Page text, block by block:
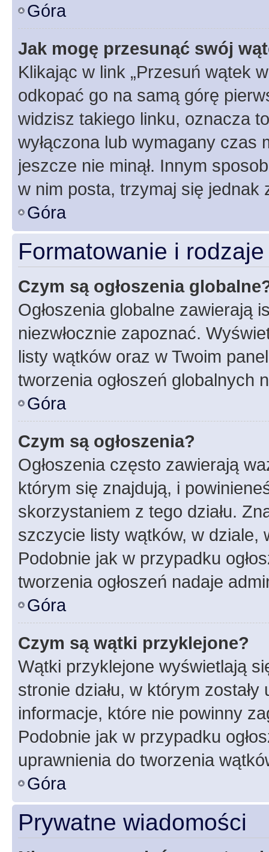
Góra
Jak mogę przesunąć swój
Klikając w link „Przesuń wątek
odkopać go na samą górę
widzisz takiego linku, oznacza
wyłączona lub wymagany czas
jeszcze nie minął. Innym
w nim posta, trzymaj się jednak
Góra
Formatowanie i
Czym są ogłoszenia
Ogłoszenia globalne zawierają
niezwłocznie zapoznać.
listy wątków oraz w Twoim
tworzenia ogłoszeń globalnych
Góra
Czym są ogłoszenia?
Ogłoszenia często zawierają
którym się znajdują, i
skorzystaniem z tego działu.
szczycie listy wątków, w dziale,
Podobnie jak w przypadku
tworzenia ogłoszeń nadaje
Góra
Czym są wątki przyklejone?
Wątki przyklejone wyświetlają
stronie działu, w którym
informacje, które nie powinny
Podobnie jak w przypadku
uprawnienia do tworzenia
Góra
Prywatne wiadomości